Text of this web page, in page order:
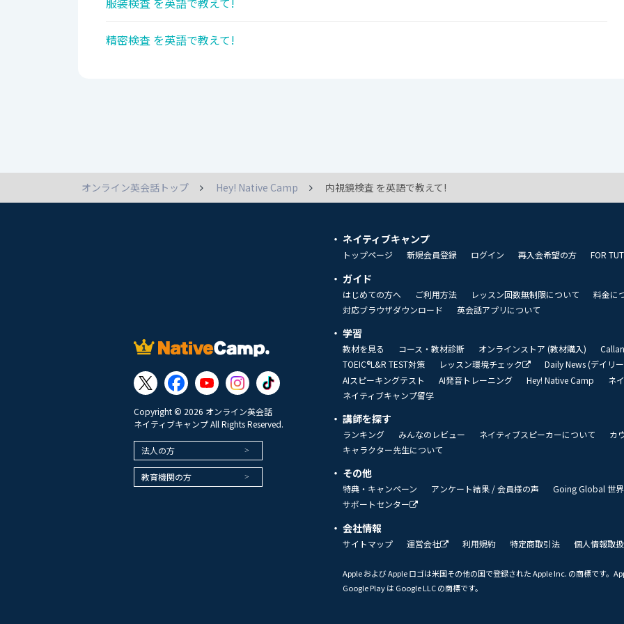
精密検査 を英語で教えて!
オンライン英会話トップ Hey! Native Camp 内視鏡検査 を英語で教えて!
Copyright © 2026 オンライン英会話
ネイティブキャンプ All Rights Reserved.
法人の方
教育機関の方
ネイティブキャンプ
トップページ 新規会員登録 ログイン 再入会希望の方 FOR
ガイド
はじめての方へ ご利用方法 レッスン回数無制限について 料金に
対応ブラウザダウンロード
英会話アプリについて
学習
教材を見る コース・教材診断 オンラインストア (教材購入)
TOEIC®L&R TEST対策
レッスン環境チェック Daily News (デイリ
AIスピーキングテスト
AI発音トレーニング Hey! Native Camp ネ
ネイティブキャンプ留学
講師を探す
ランキング みんなのレビュー ネイティブスピーカーについて
カ
キャラクター先生について
その他
特典・キャンペーン アンケート結果 / 会員様の声 Going Global 世
サポートセンター
会社情報
サイトマップ 運営会社 利用規約 特定商取引法 個人情報取
Apple および Apple ロゴは米国その他の国で登録された Apple Inc. の商標です。
Google Play は Google LLC の商標です。